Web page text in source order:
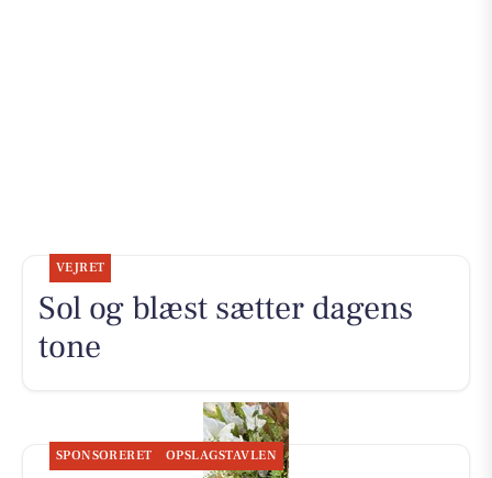
VEJRET
Sol og blæst sætter dagens
tone
SPONSORERET OPSLAGSTAVLEN